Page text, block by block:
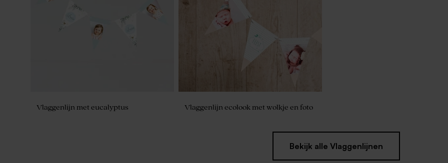
Doopsuiker labeltje met indianenvosje Babyborrel uitnodiging met stoere vos
Vlaggenlijn met eucalyptus Vlaggenlijn ecolook met wolkje en foto
Bekijk alle Vlaggenlijnen